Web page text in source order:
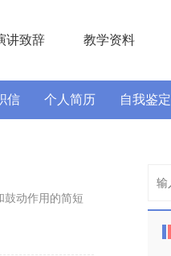
讲致辞 教学资料
信 个人简历 自我鉴定
鼓动作用的简短